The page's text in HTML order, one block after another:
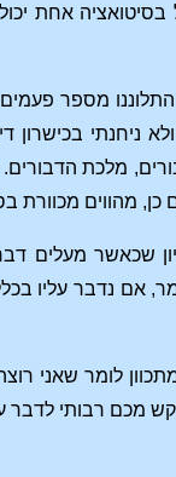
אחת
התלוננו מספר
בכישרון
מלכת הדבורים.
שכאשר מעלים
אם נדבר עליו
לומר שאני
מכם רבותי